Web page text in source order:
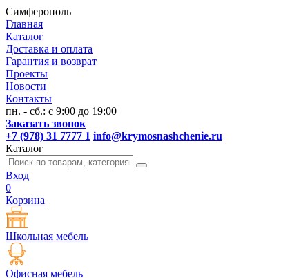
Симферополь
Главная
Каталог
Доставка и оплата
Гарантия и возврат
Проекты
Новости
Контакты
пн. - сб.: с 9:00 до 19:00
Заказать звонок
+7 (978) 31 7777 1 info@krymosnashchenie.ru
Каталог
Вход
0
Корзина
Школьная мебель
Офисная мебель